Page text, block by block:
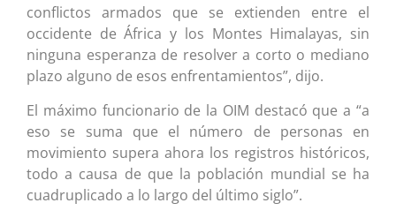
conflictos armados que se extienden entre el
occidente de África y los Montes Himalayas, sin
ninguna esperanza de resolver a corto o mediano
plazo alguno de esos enfrentamientos”, dijo.
El máximo funcionario de la OIM destacó que a “a
eso se suma que el número de personas en
movimiento supera ahora los registros históricos,
todo a causa de que la población mundial se ha
cuadruplicado a lo largo del último siglo”.